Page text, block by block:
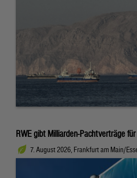
RWE gibt Milliarden-Pachtverträge
7. August 2026, Frankfurt am Main/